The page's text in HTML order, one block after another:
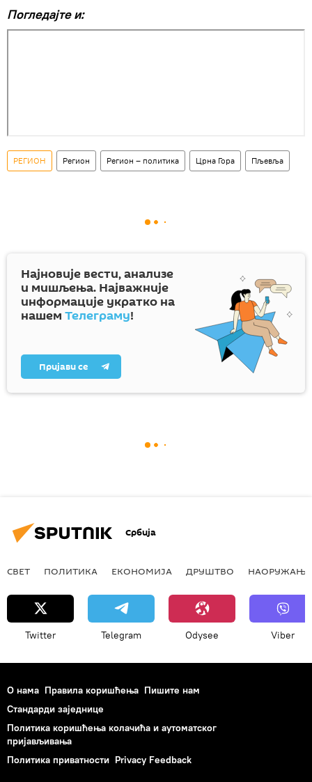
Погледајте и:
РЕГИОН Регион Регион – политика Црна Гора Пљевља
Најновије вести, анализе
и мишљења. Најважније
информације укратко на
нашем Телеграму!
Пријави се
Србија
СВЕТ ПОЛИТИКА ЕКОНОМИЈА ДРУШТВО НАОРУЖАЊЕ
Twitter Telegram Odysee Viber
О нама Правила коришћења Пишите нам
Стандарди заједнице
Политика коришћења колачића и аутоматског
пријављивања
Политика приватности Privacy Feedback